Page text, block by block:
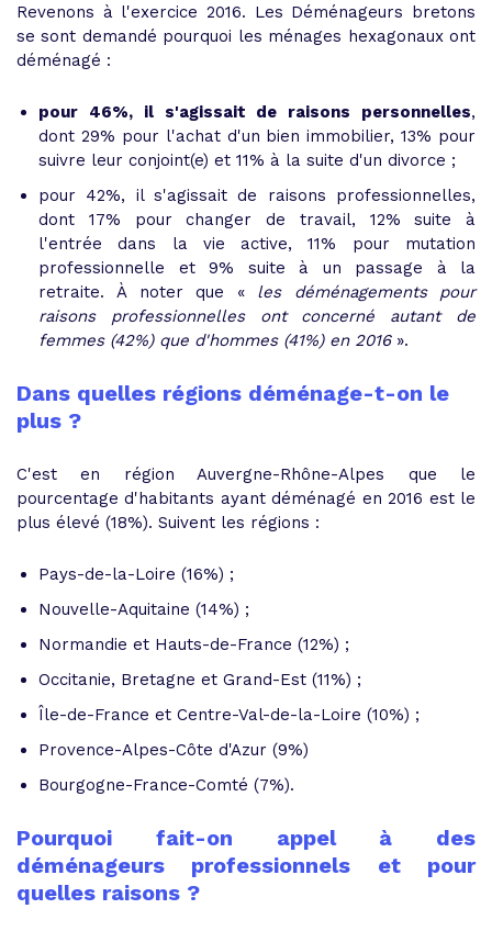
Revenons à l'exercice 2016. Les Déménageurs bretons
se sont demandé pourquoi les ménages hexagonaux ont
déménagé :
pour 46%, il s'agissait de raisons personnelles,
dont 29% pour l'achat d'un bien immobilier, 13% pour
suivre leur conjoint(e) et 11% à la suite d'un divorce ;
pour 42%, il s'agissait de raisons professionnelles,
dont 17% pour changer de travail, 12% suite à
l'entrée dans la vie active, 11% pour mutation
professionnelle et 9% suite à un passage à la
retraite. À noter que « les déménagements pour
raisons professionnelles ont concerné autant de
femmes (42%) que d'hommes (41%) en 2016».
Dans quelles régions déménage-t-on le
plus ?
C'est en région Auvergne-Rhône-Alpes que le
pourcentage d'habitants ayant déménagé en 2016 est le
plus élevé (18%). Suivent les régions :
Pays-de-la-Loire (16%) ;
Nouvelle-Aquitaine (14%) ;
Normandie et Hauts-de-France (12%) ;
Occitanie, Bretagne et Grand-Est (11%) ;
Île-de-France et Centre-Val-de-la-Loire (10%) ;
Provence-Alpes-Côte d'Azur (9%)
Bourgogne-France-Comté (7%).
Pourquoi fait-on appel à des
déménageurs professionnels et pour
quelles raisons ?